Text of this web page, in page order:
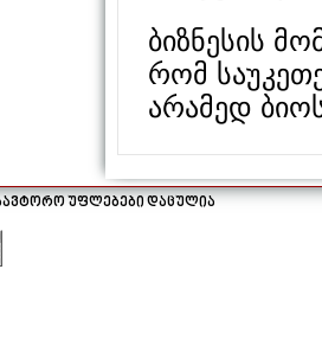
ბიზნესის
რომ
არამედ
საავტორო უფლებები დაცულია